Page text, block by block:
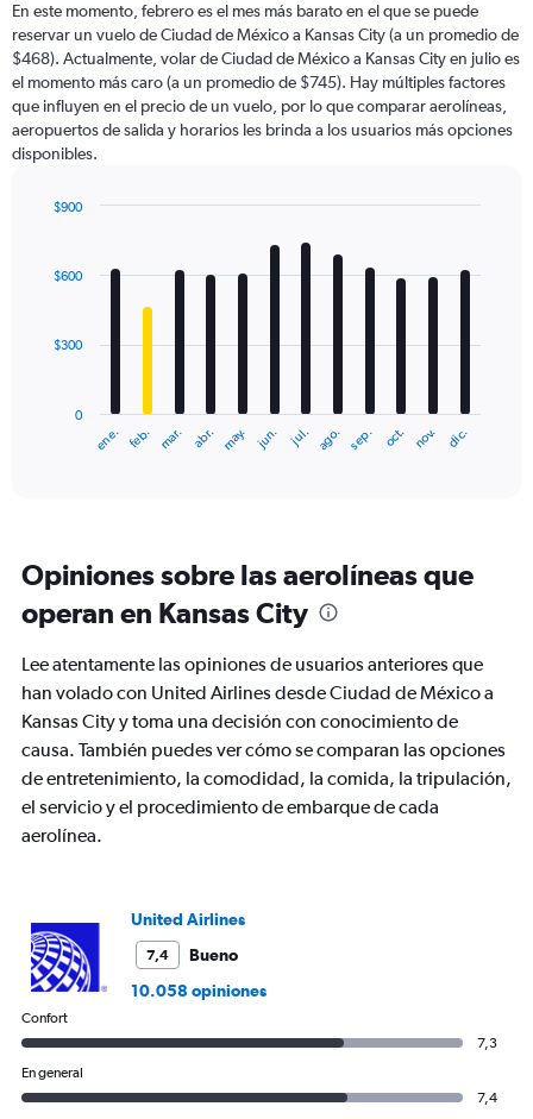
categories.
The
chart
has
1
Y
axis
values.
to
En este momento, febrero es el mes más barato en el que se puede
reservar un vuelo de Ciudad de México a Kansas City (a un promedio de
$468). Actualmente, volar de Ciudad de México a Kansas City en julio es
el momento más caro (a un promedio de $745). Hay múltiples factores
que influyen en el precio de un vuelo, por lo que comparar aerolíneas,
aeropuertos de salida y horarios les brinda a los usuarios más opciones
disponibles.
with
12
The
categories.
chart
1
Y
axis
displaying
values.
Range:
0
to
ene. feb. mar. abr. may. jun. jul. ago. sep. oct. nov. dic.
0
$300
$600
$900
Opiniones sobre las aerolíneas que
operan en Kansas City
Lee atentamente las opiniones de usuarios anteriores que
han volado con United Airlines desde Ciudad de México a
Kansas City y toma una decisión con conocimiento de
causa. También puedes ver cómo se comparan las opciones
de entretenimiento, la comodidad, la comida, la tripulación,
el servicio y el procedimiento de embarque de cada
aerolínea.
United Airlines
7,4
Bueno
10.058 opiniones
Confort
7,3
En general
7,4